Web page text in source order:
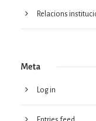
Relacions
Meta
Log in